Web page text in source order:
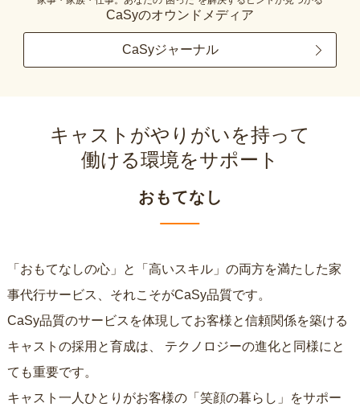
CaSyのオウンドメディア
CaSyジャーナル
キャストがやりがいを持って
働ける環境をサポート
おもてなし
「おもてなしの心」と「高いスキル」の両方を満たした家
事代行サービス、それこそがCaSy品質です。
CaSy品質のサービスを体現してお客様と信頼関係を築ける
キャストの採用と育成は、
ても重要です。
キャスト一人ひとりがお客様の「笑顔の暮らし」をサポー